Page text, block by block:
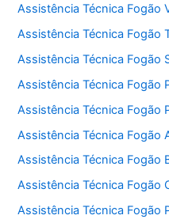
Assistência Técnica Fogão
Assistência Técnica Fogão
Assistência Técnica Fogão
Assistência Técnica Fogão
Assistência Técnica Fogão
Assistência Técnica Fogão
Assistência Técnica Fogão
Assistência Técnica Fogão
Assistência Técnica Fogão